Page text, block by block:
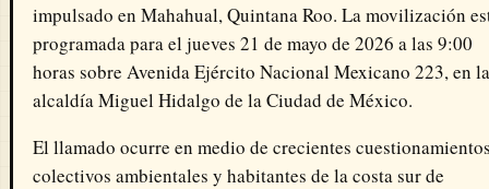
impulsado en Mahahual, Quintana Roo. La movilización
programada para el jueves 21 de mayo de 2026 a las 9:00
horas sobre Avenida Ejército Nacional Mexicano 223, en la
alcaldía Miguel Hidalgo de la Ciudad de México.
El llamado ocurre en medio de crecientes
colectivos ambientales y habitantes de la costa sur de